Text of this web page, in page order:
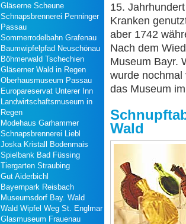
Gläserne Scheune
Schnapsbrennerei Penninger
Passau
Sommerrodelbahn Grafenau
Baumwipfelpfad Neuschönau
Böhmerwald Tschechien
Gläserner Wald in Regen
Oberhausmuseum Passau
Europareservat Unterer Inn
Landwirtschaftsmuseum in
Regen
Modehaus Garhammer
Schnapsbrennerei Liebl
Joska Kristall Bodenmais
Spielbank Bad Füssing
Tiergarten Straubing
Gut Aiderbichl
Bayernpark Reisbach
Museumsdorf Bay. Wald
Wald Wipfel Weg St. Englmar
Glasmuseum Frauenau
15.
Kranken
aber 1742
Nach dem
Museum Bayr.
wurde
das Museum
Wald